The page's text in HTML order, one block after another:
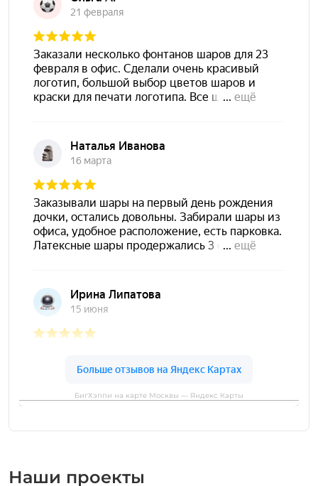
БигХэппи на карте Москвы — Яндекс Карты
Наши проекты